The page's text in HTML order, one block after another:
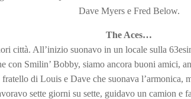
Dave Myers e Fred Below.
The Aces…
città. All’inizio suonavo in un locale sulla
con Smilin’ Bobby, siamo ancora buoni amici,
di Louis e Dave che suonava l’armonica,
sette giorni su sette, guidavo un camion e